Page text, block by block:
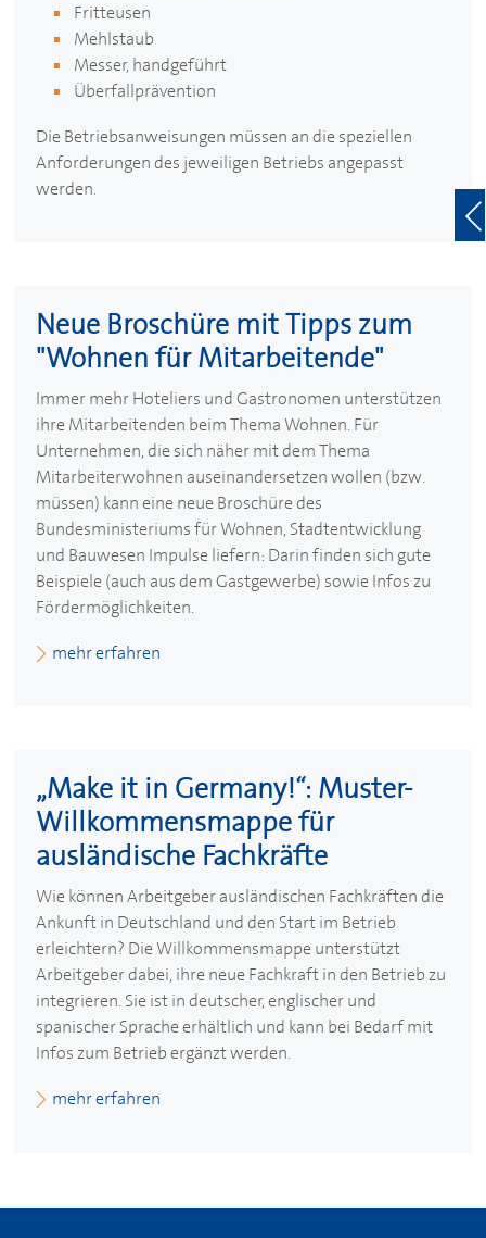
Fritteusen
Mehlstaub
Messer, handgeführt
Überfallprävention
Die Betriebsanweisungen müssen an die speziellen
Anforderungen des jeweiligen Betriebs angepasst
werden.
Neue Broschüre mit Tipps zum
"Wohnen für Mitarbeitende"
Immer mehr Hoteliers und Gastronomen unterstützen
ihre Mitarbeitenden beim Thema Wohnen. Für
Unternehmen, die sich näher mit dem Thema
Mitarbeiterwohnen auseinandersetzen wollen (bzw.
müssen) kann eine neue Broschüre des
Bundesministeriums für Wohnen, Stadtentwicklung
und Bauwesen Impulse liefern: Darin finden sich gute
Beispiele (auch aus dem Gastgewerbe) sowie Infos zu
Fördermöglichkeiten.
mehr erfahren
„Make it in Germany!“: Muster-
Willkommensmappe für
ausländische Fachkräfte
Wie können Arbeitgeber ausländischen Fachkräften die
Ankunft in Deutschland und den Start im Betrieb
erleichtern? Die Willkommensmappe unterstützt
Arbeitgeber dabei, ihre neue Fachkraft in den Betrieb zu
integrieren. Sie ist in deutscher, englischer und
spanischer Sprache erhältlich und kann bei Bedarf mit
Infos zum Betrieb ergänzt werden.
mehr erfahren